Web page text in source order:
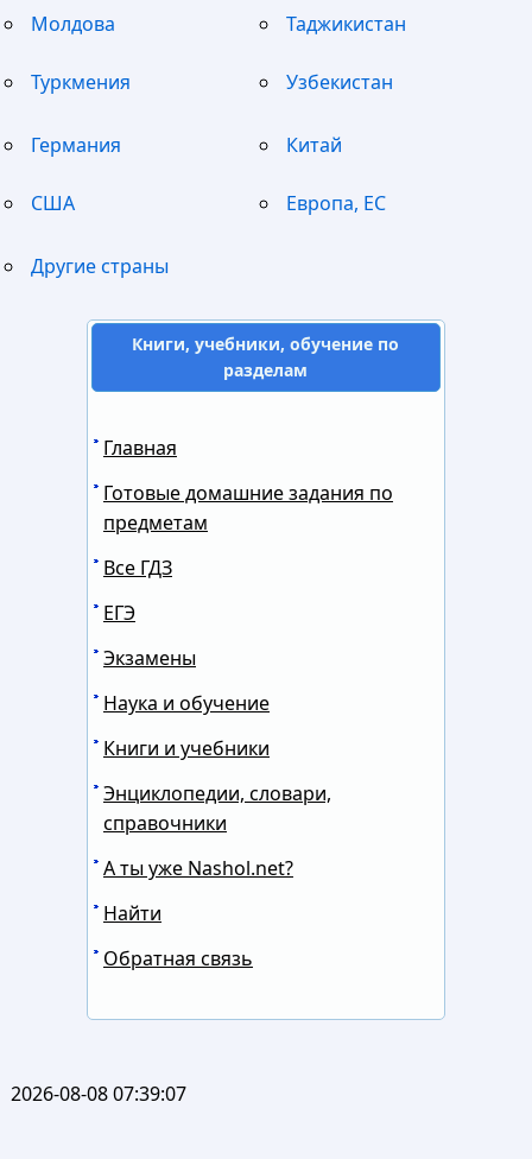
Молдова Таджикистан
Туркмения Узбекистан
Германия Китай
США Европа, ЕС
Другие страны
Книги, учебники, обучение по
разделам
Главная
Готовые домашние задания по
предметам
Все ГДЗ
ЕГЭ
Экзамены
Наука и обучение
Книги и учебники
Энциклопедии, словари,
справочники
А ты уже Nashol.net?
Найти
Обратная связь
2026-08-08 07:39:07